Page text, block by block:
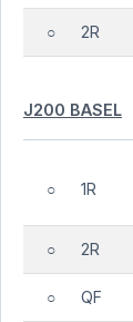
○ 2R
J200 BASEL
○ 1R
○ 2R
○ QF